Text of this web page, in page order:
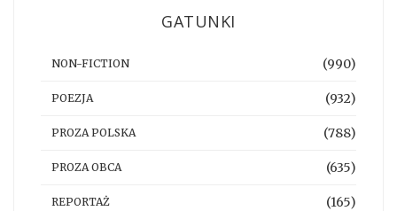
GATUNKI
NON-FICTION (990)
POEZJA (932)
PROZA POLSKA (788)
PROZA OBCA (635)
REPORTAŻ (165)